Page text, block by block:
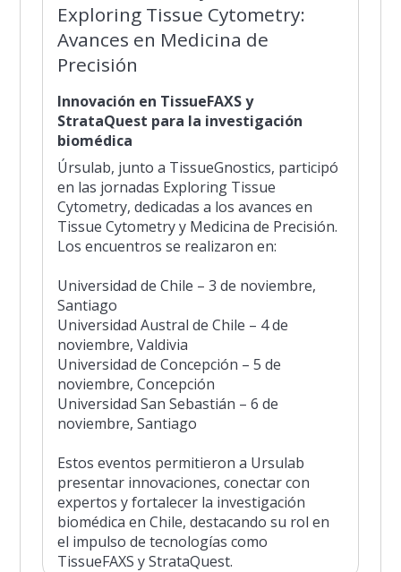
Exploring Tissue Cytometry:
Avances en Medicina de
Precisión
Innovación en TissueFAXS y
StrataQuest para la investigación
biomédica
Úrsulab, junto a TissueGnostics, participó
en las jornadas Exploring Tissue
Cytometry, dedicadas a los avances en
Tissue Cytometry y Medicina de Precisión.
Los encuentros se realizaron en:
Universidad de Chile – 3 de noviembre,
Santiago
Universidad Austral de Chile – 4 de
noviembre, Valdivia
Universidad de Concepción – 5 de
noviembre, Concepción
Universidad San Sebastián – 6 de
noviembre, Santiago
Estos eventos permitieron a Ursulab
presentar innovaciones, conectar con
expertos y fortalecer la investigación
biomédica en Chile, destacando su rol en
el impulso de tecnologías como
TissueFAXS y StrataQuest.